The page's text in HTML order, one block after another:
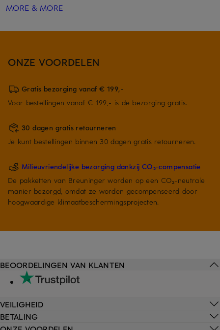
MORE & MORE
ONZE VOORDELEN
Gratis bezorging vanaf € 199,-
Voor bestellingen vanaf € 199,- is de bezorging gratis.
30 dagen gratis retourneren
Je kunt bestellingen binnen 30 dagen gratis retourneren.
Milieuvriendelijke bezorging dankzij CO₂-compensatie
De pakketten van Breuninger worden op een CO₂-neutrale
manier bezorgd, omdat ze worden gecompenseerd door
hoogwaardige klimaatbeschermingsprojecten.
BEOORDELINGEN VAN KLANTEN
VEILIGHEID
BETALING